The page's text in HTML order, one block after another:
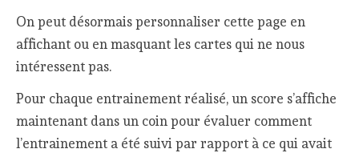
On peut désormais personnaliser cette page en
affichant ou en masquant les cartes qui ne nous
intéressent pas.
Pour chaque entrainement réalisé, un score s’affiche
maintenant dans un coin pour évaluer comment
l’entrainement a été suivi par rapport à ce qui avait